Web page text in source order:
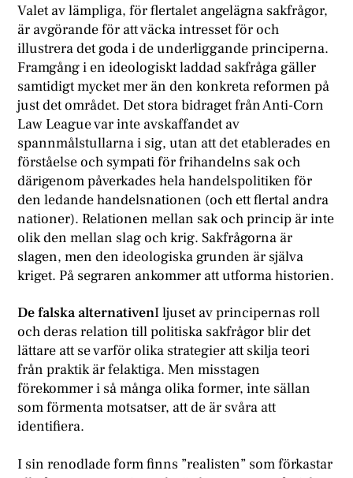
Valet av lämpliga, för flertalet angelägna sakfrågor,
är avgörande för att väcka intresset för och
illustrera det goda i de underliggande principerna.
Framgång i en ideologiskt laddad sakfråga gäller
samtidigt mycket mer än den konkreta reformen på
just det området. Det stora bidraget från Anti-Corn
Law League var inte avskaffandet av
spannmålstullarna i sig, utan att det etablerades en
förståelse och sympati för frihandelns sak och
därigenom påverkades hela handelspolitiken för
den ledande handelsnationen (och ett flertal andra
nationer). Relationen mellan sak och princip är inte
olik den mellan slag och krig. Sakfrågorna är
slagen, men den ideologiska grunden är själva
kriget. På segraren ankommer att utforma historien.
De falska alternativenI ljuset av principernas roll
och deras relation till politiska sakfrågor blir det
lättare att se varför olika strategier att skilja teori
från praktik är felaktiga. Men misstagen
förekommer i så många olika former, inte sällan
som förmenta motsatser, att de är svåra att
identifiera.
I sin renodlade form finns ”realisten” som förkastar